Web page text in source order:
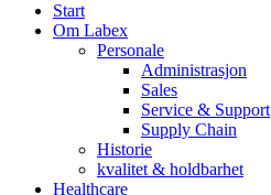
Start
Om Labex
Personale
Administrasjon
Sales
Service & Support
Supply Chain
Historie
kvalitet & holdbarhet
Healthcare